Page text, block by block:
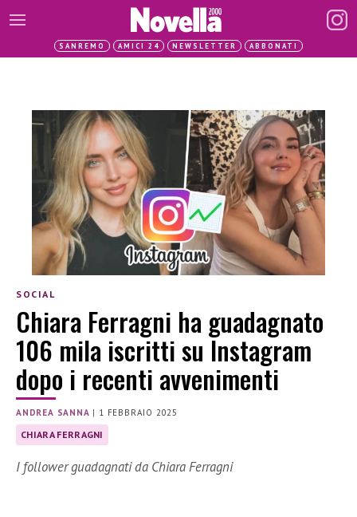
SANREMO AMICI 24 NEWSLETTER ABBONATI
SOCIAL
Chiara Ferragni ha guadagnato
106 mila iscritti su Instagram
dopo i recenti avvenimenti
ANDREA SANNA | 1 FEBBRAIO 2025
CHIARA FERRAGNI
I follower guadagnati da Chiara Ferragni